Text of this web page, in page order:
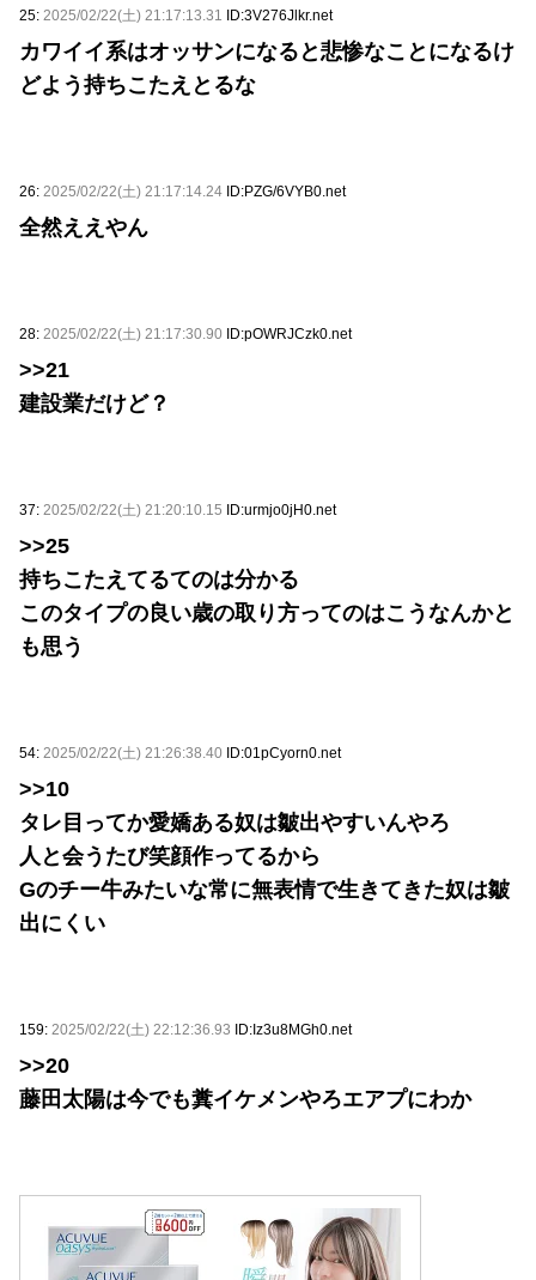
25: 2025/02/22(土) 21:17:13.31 ID:3V276Jlkr.net
カワイイ系はオッサンになると悲惨なことになるけ
どよう持ちこたえとるな
26: 2025/02/22(土) 21:17:14.24 ID:PZG/6VYB0.net
全然ええやん
28: 2025/02/22(土) 21:17:30.90 ID:pOWRJCzk0.net
>>21
建設業だけど？
37: 2025/02/22(土) 21:20:10.15 ID:urmjo0jH0.net
>>25
持ちこたえてるてのは分かる
このタイプの良い歳の取り方ってのはこうなんかと
も思う
54: 2025/02/22(土) 21:26:38.40 ID:01pCyorn0.net
>>10
タレ目ってか愛嬌ある奴は皺出やすいんやろ
人と会うたび笑顔作ってるから
Gのチー牛みたいな常に無表情で生きてきた奴は皺
出にくい
159: 2025/02/22(土) 22:12:36.93 ID:Iz3u8MGh0.net
>>20
藤田太陽は今でも糞イケメンやろエアプにわか